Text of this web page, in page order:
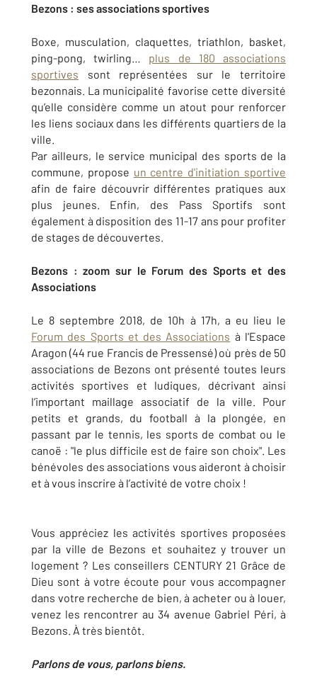
Bezons : ses associations sportives
Boxe, musculation, claquettes, triathlon, basket,
ping-pong, twirling… plus de 180 associations
sportives sont représentées sur le territoire
bezonnais. La municipalité favorise cette diversité
qu’elle considère comme un atout pour renforcer
les liens sociaux dans les différents quartiers de la
ville.
Par ailleurs, le service municipal des sports de la
commune, propose un centre d'initiation sportive
afin de faire découvrir différentes pratiques aux
plus jeunes. Enfin, des Pass Sportifs sont
également à disposition des 11-17 ans pour profiter
de stages de découvertes.
Bezons : zoom sur le Forum des Sports et des
Associations
Le 8 septembre 2018, de 10h à 17h, a eu lieu le
Forum des Sports et des Associations à l'Espace
Aragon (44 rue Francis de Pressensé) où près de 50
associations de Bezons ont présenté toutes leurs
activités sportives et ludiques, décrivant ainsi
l’important maillage associatif de la ville. Pour
petits et grands, du football à la plongée, en
passant par le tennis, les sports de combat ou le
canoë : "le plus difficile est de faire son choix". Les
bénévoles des associations vous aideront à choisir
et à vous inscrire à l’activité de votre choix !
Vous appréciez les activités sportives proposées
par la ville de Bezons et souhaitez y trouver un
logement ? Les conseillers CENTURY 21 Grâce de
Dieu sont à votre écoute pour vous accompagner
dans votre recherche de bien, à acheter ou à louer,
venez les rencontrer au 34 avenue Gabriel Péri, à
Bezons. À très bientôt.
Parlons de vous, parlons biens.